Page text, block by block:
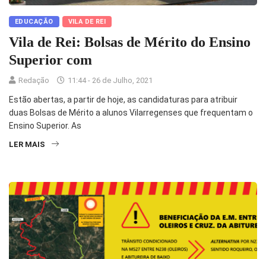
EDUCAÇÃO VILA DE REI
Vila de Rei: Bolsas de Mérito do Ensino
Superior com
Redação 11:44 - 26 de Julho, 2021
Estão abertas, a partir de hoje, as candidaturas para atribuir
duas Bolsas de Mérito a alunos Vilarregenses que frequentam o
Ensino Superior. As
LER MAIS